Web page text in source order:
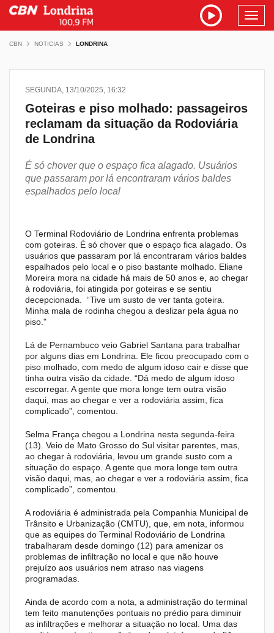
CBN NOTICIAS LONDRINA
SEGUNDA, 13/10/2025, 16:32
Goteiras e piso molhado: passageiros
reclamam da situação da Rodoviária
de Londrina
É só chover que o espaço fica alagado. Usuários
que passaram por lá encontraram vários baldes
espalhados pelo local
O Terminal Rodoviário de Londrina enfrenta problemas
com goteiras. É só chover que o espaço fica alagado. Os
usuários que passaram por lá encontraram vários baldes
espalhados pelo local e o piso bastante molhado. Eliane
Moreira mora na cidade há mais de 50 anos e, ao chegar
à rodoviária, foi atingida por goteiras e se sentiu
decepcionada. “Tive um susto de ver tanta goteira.
Minha mala de rodinha chegou a deslizar pela água no
piso."
Lá de Pernambuco veio Gabriel Santana para trabalhar
por alguns dias em Londrina. Ele ficou preocupado com o
piso molhado, com medo de algum idoso cair e disse que
tinha outra visão da cidade. “Dá medo de algum idoso
escorregar. A gente que mora longe tem outra visão
daqui, mas ao chegar e ver a rodoviária assim, fica
complicado”, comentou.
Selma França chegou a Londrina nesta segunda-feira
(13). Veio de Mato Grosso do Sul visitar parentes, mas,
ao chegar à rodoviária, levou um grande susto com a
situação do espaço. A gente que mora longe tem outra
visão daqui, mas, ao chegar e ver a rodoviária assim, fica
complicado”, comentou.
A rodoviária é administrada pela Companhia Municipal de
Trânsito e Urbanização (CMTU), que, em nota, informou
que as equipes do Terminal Rodoviário de Londrina
trabalharam desde domingo (12) para amenizar os
problemas de infiltração no local e que não houve
prejuízo aos usuários nem atraso nas viagens
programadas.
Ainda de acordo com a nota, a administração do terminal
tem feito manutenções pontuais no prédio para diminuir
as infiltrações e melhorar a situação no local. Uma das